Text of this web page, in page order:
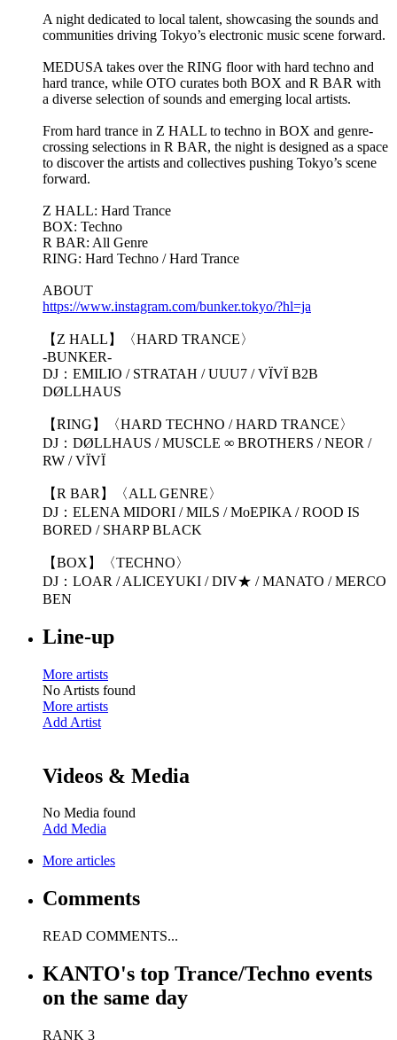
A night dedicated to local talent, showcasing the sounds and
communities driving Tokyo’s electronic music scene forward.
MEDUSA takes over the RING floor with hard techno and
hard trance, while OTO curates both BOX and R BAR with
a diverse selection of sounds and emerging local artists.
From hard trance in Z HALL to techno in BOX and genre-
crossing selections in R BAR, the night is designed as a space
to discover the artists and collectives pushing Tokyo’s scene
forward.
Z HALL: Hard Trance
BOX: Techno
R BAR: All Genre
RING: Hard Techno / Hard Trance
ABOUT
https://www.instagram.com/bunker.tokyo/?hl=ja
【Z HALL】〈HARD TRANCE〉
-BUNKER-
DJ：EMILIO / STRATAH / UUU7 / VÏVÏ B2B
DØLLHAUS
【RING】〈HARD TECHNO / HARD TRANCE〉
DJ：DØLLHAUS / MUSCLE ∞ BROTHERS / NEOR /
RW / VÏVÏ
【R BAR】〈ALL GENRE〉
DJ：ELENA MIDORI / MILS / MoEPIKA / ROOD IS
BORED / SHARP BLACK
【BOX】〈TECHNO〉
DJ：LOAR / ALICEYUKI / DIV★ / MANATO / MERCO
BEN
Line-up
More artists
No Artists found
More artists
Add Artist
Videos & Media
No Media found
Add Media
More articles
Comments
READ COMMENTS...
KANTO's top Trance/Techno events
on the same day
RANK 3